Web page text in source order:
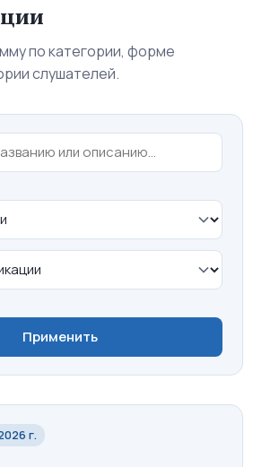
по категории, форме
слушателей.
Применить
г.